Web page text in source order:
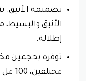
تصميمه الأنيق:
الأنيق والبسيط،
إطلالة.
توفره بحجمين